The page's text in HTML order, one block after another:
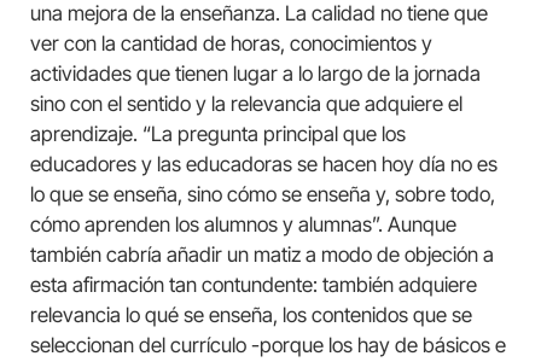
una mejora de la enseñanza. La calidad no tiene que
ver con la cantidad de horas, conocimientos y
actividades que tienen lugar a lo largo de la jornada
sino con el sentido y la relevancia que adquiere el
aprendizaje. “La pregunta principal que los
educadores y las educadoras se hacen hoy día no es
lo que se enseña, sino cómo se enseña y, sobre todo,
cómo aprenden los alumnos y alumnas”. Aunque
también cabría añadir un matiz a modo de objeción a
esta afirmación tan contundente: también adquiere
relevancia lo qué se enseña, los contenidos que se
seleccionan del currículo -porque los hay de básicos e